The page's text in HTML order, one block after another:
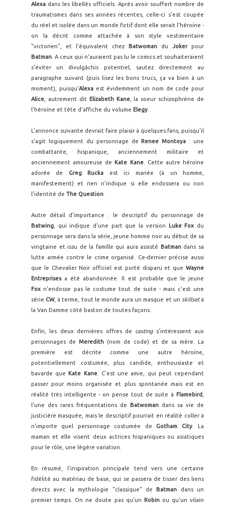
Alexa dans les libellés officiels. Après avoir souffert nombre de
traumatismes dans ses années récentes, celle-ci s'est coupée
du réel et isolée dans un monde fictif dont elle serait l'héroïne -
on la décrit comme attachée à son style vestimentaire
"victorien", et l'équivalent chez Batwoman du Jokerpour
Batman . A ceux qui n'auraient pas lu le comics et souhaiteraient
s'éviter un divulgâchis potentiel, sautez directement au
paragraphe suivant (puis lisez les bons trucs, ça va bien à un
moment), puisqu'Alexaest évidemment un nom de code pour
Alice , autrement dit Elizabeth Kane, la soeur schizophrène de
l'héroïne et tête d'affiche du volume Elegy
L'annonce suivante devrait faire plaisir à quelques fans, puisqu'il
s'agit logiquement du personnage de Renee Montoya : une
combattante, hispanique, anciennement militaire et
anciennement amoureuse de Kate Kane. Cette autre héroïne
adorée de Greg Rucka est ici mariée (à un homme,
manifestement) et rien n'indique si elle endossera ou non
l'identité de The Question
Autre détail d'importance : le descriptif du personnage de
Batwing , qui indique d'une part que la version Luke Fox du
personnage sera dans la série, jeune homme noir au début de sa
vingtaine et issu de la famille qui aura assisté Batmandans sa
lutte armée contre le crime organisé. Ce-dernier précise aussi
que le Chevalier Noir officiel est porté disparu et que Wayne
Entreprises a été abandonnée. Il est probable que le jeune
Fox n'endosse pas le costume tout de suite - mais c'est une
série CW, à terme, tout le monde aura un masque et un skillsetà
la Van Damme côté baston de toutes façons.
Enfin, les deux dernières offres de castings'intéressent aux
personnages de Meredith (nom de code) et de sa mère. La
première est décrite comme une autre héroïne,
potentiellement costumée, plus candide, enthousiaste et
bavarde que Kate Kane. C'est une amie, qui peut cependant
passer pour moins organisée et plus spontanée mais est en
réalité très intelligente - on pense tout de suite à Flamebird
l'une des rares fréquentations de Batwoman dans sa vie de
justicière masquée, mais le descriptif pourrait en réalité coller à
n'importe quel personnage costumée de Gotham City. La
maman et elle visent deux actrices hispaniques ou asiatiques
pour le rôle, une légère variation.
En résumé, l'inspiration principale tend vers une certaine
fidélité au matériau de base, qui se passera de tisser des liens
directs avec la mythologie "classique" de Batman dans un
premier temps. On ne doute pas qu'un Robinou qu'un vilain